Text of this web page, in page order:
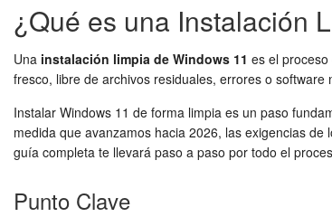
¿Qué es una Instalación
Una instalación limpia de Windows 11 es el
fresco, libre de archivos residuales, errores o
Instalar Windows 11 de forma limpia es un paso
medida que avanzamos hacia 2026, las exigencias
guía completa te llevará paso a paso por todo el
Punto Clave